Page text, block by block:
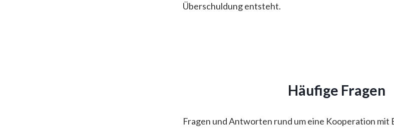
Überschuldung entsteht.
Häufige Fragen
Fragen und Antworten rund um eine Kooperation mit